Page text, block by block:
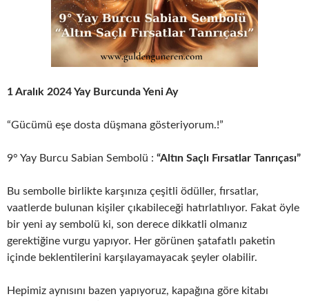
1 Aralık 2024 Yay Burcunda Yeni Ay
“Gücümü eşe dosta düşmana gösteriyorum.!”
9° Yay Burcu Sabian Sembolü : “Altın Saçlı Fırsatlar Tanrıçası”
Bu sembolle birlikte karşınıza çeşitli ödüller, fırsatlar,
vaatlerde bulunan kişiler çıkabileceği hatırlatılıyor. Fakat öyle
bir yeni ay sembolü ki, son derece dikkatli olmanız
gerektiğine vurgu yapıyor. Her görünen şatafatlı paketin
içinde beklentilerini karşılayamayacak şeyler olabilir.
Hepimiz aynısını bazen yapıyoruz, kapağına göre kitabı